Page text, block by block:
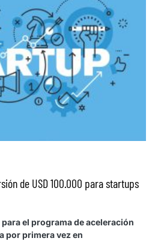
de USD 100.000 para startups
el programa de aceleración
por primera vez en